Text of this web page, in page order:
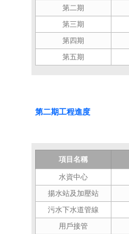
第二期
第三期
第四期
第五期
第二期工程進度
項目名稱
水資中心
揚水站及加壓站
污水下水道管線
用戶接管